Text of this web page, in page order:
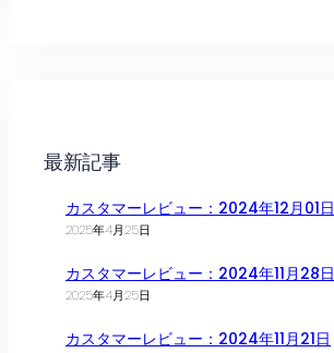
最新記事
カスタマーレビュー：2024年12月01日
2025年4月25日
カスタマーレビュー：2024年11月28日
2025年4月25日
カスタマーレビュー：2024年11月21日